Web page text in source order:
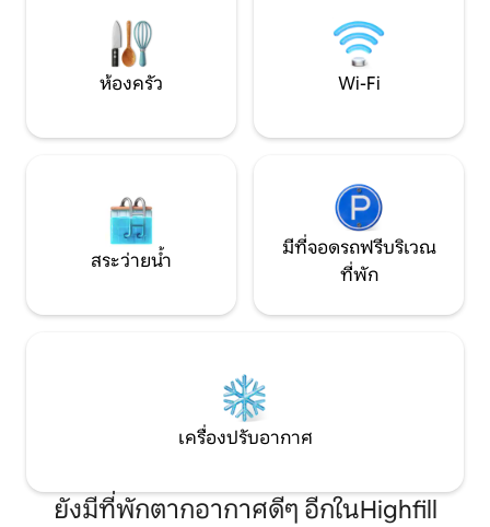
ไฟฟ้า 48AMP L2 * และอื่นๆอีกมากมาย!
เล่นอย่างหนักและพักผ่อนให้หนักขึ้นใน
ขณะที่คุณสำรวจ NWA!
ออฟฟิศ Walmart
มหาวิทยาลัยอาร์
ห้องครัว Wi-Fi
สระว่ายน้ำ
มีที่จอดรถฟรีบริเวณ
ที่พัก
เครื่องปรับอากาศ
ยังมีที่พักตากอากาศดีๆ อีกในHighfill